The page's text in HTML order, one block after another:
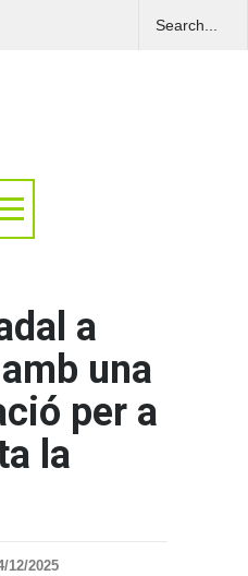
a
una
per a
la
12/2025